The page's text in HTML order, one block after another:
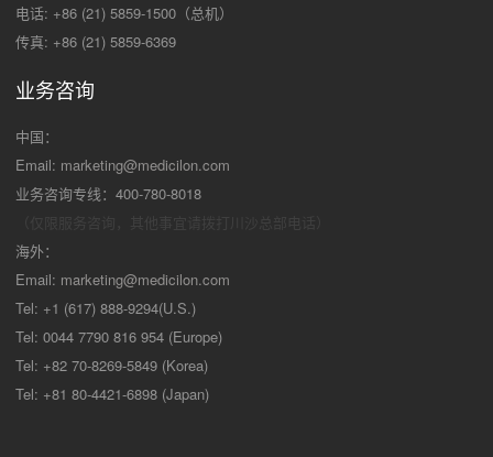
电话: +86 (21) 5859-1500（总机）
传真: +86 (21) 5859-6369
业务咨询
中国：
Email: marketing@medicilon.com
业务咨询专线：400-780-8018
海外：
Email: marketing@medicilon.com
Tel: +1 (617) 888-9294(U.S.)
Tel: 0044 7790 816 954 (Europe)
Tel: +82 70-8269-5849 (Korea)
Tel: +81 80-4421-6898 (Japan)